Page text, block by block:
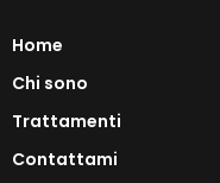
Home
Chi sono
Trattamenti
Contattami